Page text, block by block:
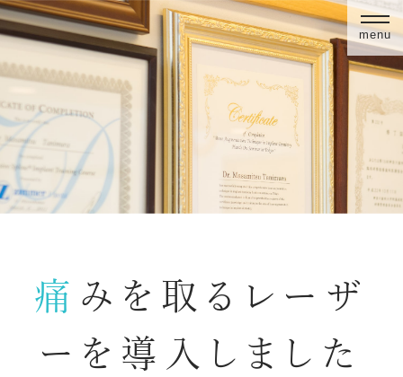
menu
痛みを取るレーザ
ーを導入しました